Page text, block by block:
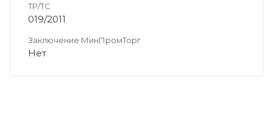
ТР/ТС
019/2011
Заключение МинПромТорг
Нет